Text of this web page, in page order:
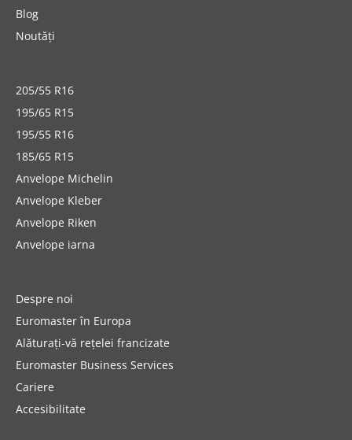
Blog
Noutăți
205/55 R16
195/65 R15
195/55 R16
185/65 R15
Anvelope Michelin
Anvelope Kleber
Anvelope Riken
Anvelope iarna
Despre noi
Euromaster în Europa
Alăturați-vă rețelei francizate
Euromaster Business Services
Cariere
Accesibilitate